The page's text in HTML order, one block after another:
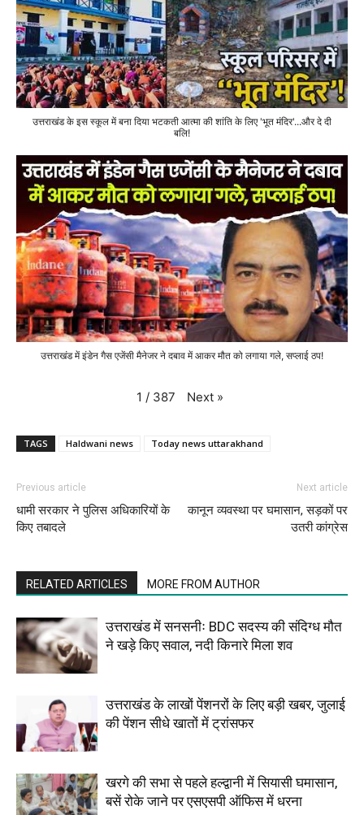
उत्तराखंड के इस स्कूल में बना दिया भटकती आत्मा की शांति के लिए 'भूत मंदिर'...और दे दी
बलि!
उत्तराखंड में इंडेन गैस एजेंसी मैनेजर ने दबाव में आकर मौत को लगाया गले, सप्लाई ठप!
1 / 387 Next »
TAGS Haldwani news Today news uttarakhand
Previous article
धामी सरकार ने पुलिस अधिकारियों के
किए तबादले
Next article
कानून व्यवस्था पर घमासान, सड़कों पर
उतरी कांग्रेस
RELATED ARTICLES MORE FROM AUTHOR
उत्तराखंड में सनसनीः BDC सदस्य की संदिग्ध मौत
ने खड़े किए सवाल, नदी किनारे मिला शव
उत्तराखंड के लाखों पेंशनरों के लिए बड़ी खबर, जुलाई
की पेंशन सीधे खातों में ट्रांसफर
खरगे की सभा से पहले हल्द्वानी में सियासी घमासान,
बसें रोके जाने पर एसएसपी ऑफिस में धरना